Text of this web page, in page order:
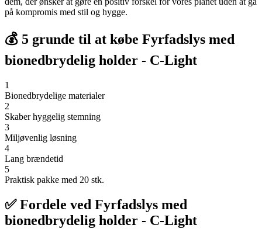
på kompromis med stil og hygge.
💰 5 grunde til at købe Fyrfadslys med
bionedbrydelig holder - C-Light
1
Bionedbrydelige materialer
2
Skaber hyggelig stemning
3
Miljøvenlig løsning
4
Lang brændetid
5
Praktisk pakke med 20 stk.
✅ Fordele ved Fyrfadslys med
bionedbrydelig holder - C-Light